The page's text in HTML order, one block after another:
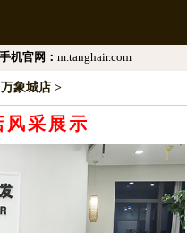
手机官网： m.tanghair.com
象城店 >
风采展示